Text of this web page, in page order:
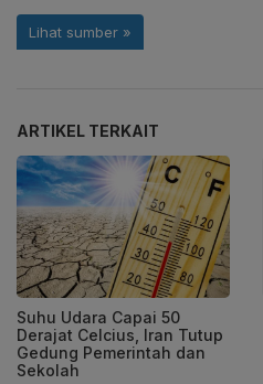
ARTIKEL TERKAIT
Suhu Udara Capai 50
Derajat Celcius, Iran Tutup
Gedung Pemerintah dan
Sekolah